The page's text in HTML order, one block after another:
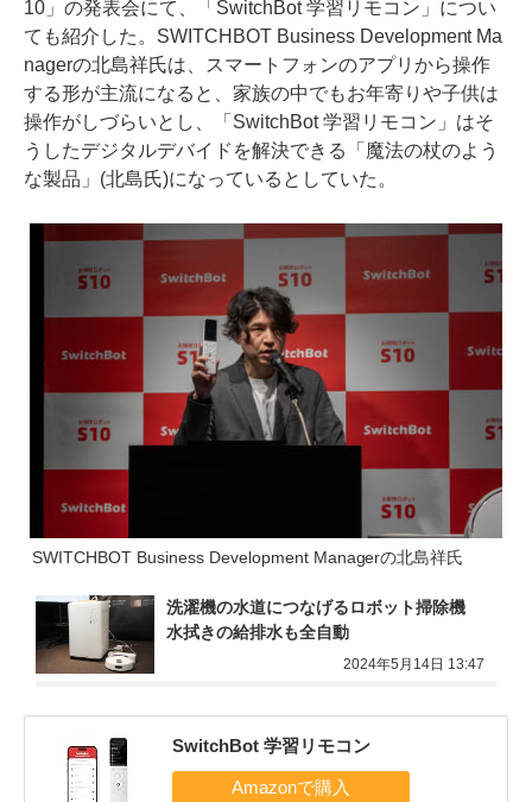
10」の発表会にて、「SwitchBot 学習リモコン」につい
ても紹介した。SWITCHBOT Business Development Ma
nagerの北島祥氏は、スマートフォンのアプリから操作
する形が主流になると、家族の中でもお年寄りや子供は
操作がしづらいとし、「SwitchBot 学習リモコン」はそ
うしたデジタルデバイドを解決できる「魔法の杖のよう
な製品」(北島氏)になっているとしていた。
SWITCHBOT Business Development Managerの北島祥氏
洗濯機の水道につなげるロボット掃除機
水拭きの給排水も全自動
2024年5月14日 13:47
SwitchBot 学習リモコン